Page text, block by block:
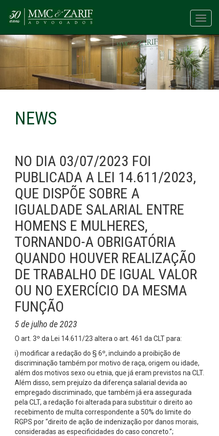
NEWS
NO DIA 03/07/2023 FOI
PUBLICADA A LEI 14.611/2023,
QUE DISPÕE SOBRE A
IGUALDADE SALARIAL ENTRE
HOMENS E MULHERES,
TORNANDO-A OBRIGATÓRIA
QUANDO HOUVER REALIZAÇÃO
DE TRABALHO DE IGUAL VALOR
OU NO EXERCÍCIO DA MESMA
FUNÇÃO
5 de julho de 2023
O art. 3º da Lei 14.611/23 altera o art. 461 da CLT para:
i) modificar a redação do § 6º, incluindo a proibição de
discriminação também por motivo de raça, origem ou idade,
além dos motivos sexo ou etnia, que já eram previstos na CLT.
Além disso, sem prejuízo da diferença salarial devida ao
empregado discriminado, que também já era assegurada
pela CLT, a redação foi alterada para substituir o direito ao
recebimento de multa correspondente a 50% do limite do
RGPS por “direito de ação de indenização por danos morais,
consideradas as especificidades do caso concreto.”;